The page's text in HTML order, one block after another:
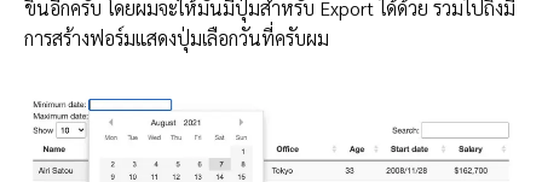
ขึ้นอีกครับ โดยผมจะให้มันมีปุ่มสำหรับ Export ได้ด้วย รวมไปถึงมี
การสร้างฟอร์มแสดงปุ่มเลือกวันที่ครับผม